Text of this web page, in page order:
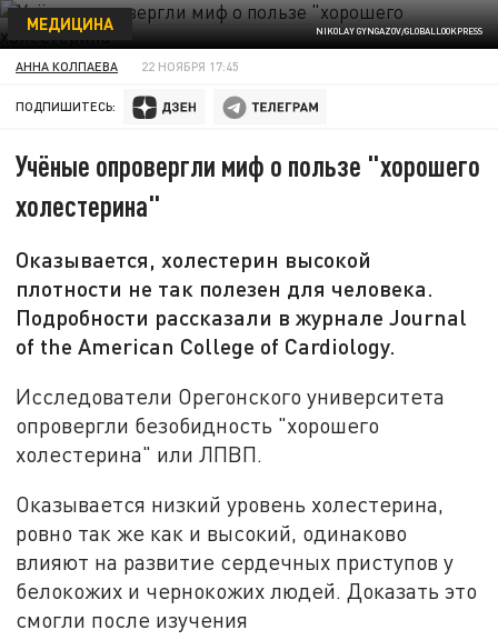
NIKOLAY GYNGAZOV/GLOBALLOOKPRESS
МЕДИЦИНА
АННА КОЛПАЕВА 22 НОЯБРЯ 17:45
ПОДПИШИТЕСЬ:
Учёные опровергли миф о пользе "хорошего
холестерина"
Оказывается, холестерин высокой
плотности не так полезен для человека.
Подробности рассказали в журнале Journal
of the American College of Cardiology.
Исследователи Орегонского университета
опровергли безобидность "хорошего
холестерина" или ЛПВП.
Оказывается низкий уровень холестерина,
ровно так же как и высокий, одинаково
влияют на развитие сердечных приступов у
белокожих и чернокожих людей. Доказать это
смогли после изучения